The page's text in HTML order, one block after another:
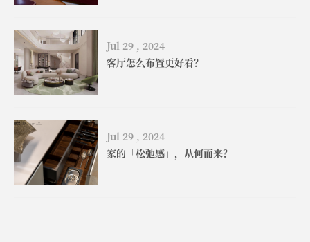
Jul 29 , 2024
客厅怎么布置更好看？
Jul 29 , 2024
家的「松弛感」，从何而来？